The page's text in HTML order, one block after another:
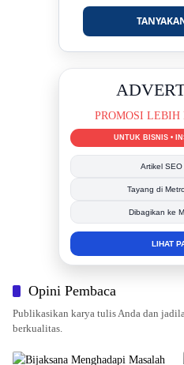
BERSAMA
MEDIA
Publikasi
Berita
Tingkatkan
INFO
Opini Pembaca
Publikasikan karya tulis Anda dan
berkualitas.